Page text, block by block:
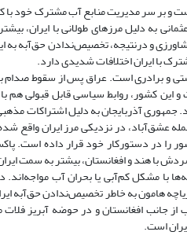
و بر سر مدیریت منابع آب مشترک خود با
به دلیل مرزهای طولانی با ایران،
و درنتیجه، تخصیص‌ندادن حق‌آبه به
با ایران اختلافات شدیدی دارد.
برادری است. عراق پس از سقوط صدام
کشور، روابط سیاسی قابل قبولی هم با
آذربایجان به دلیل اشتراکات
در نزدیکی مرز ایران واقع
را در دستورکار خود قرار داده است.
با هند و افغانستان، بیشتر به سمت
مشکل کم‌آبی یا بحران آب مواجه‌اند.
به خاطر تخصیص‌ندادن حق‌آبه
افغانستان و در حوضه آبریز فلات
است.